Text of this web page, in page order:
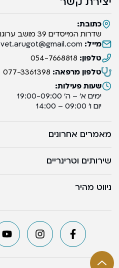
כתובת:
שדרות המייסדים 39 מושב ערוגות
מייל: vet.arugot@gmail.com
טלפון: 054-7668818
טלפון מרפאה: 077-3361398
שעות פעילות:
ימים א’ – ה’ 19:00-09:00
יום ו’ 09:00 – 14:00
מאמרים אחרונים
שירותים וטרינריים
ניווט מהיר